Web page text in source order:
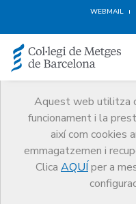
WEBMAIL
Aquest web utilitza
funcionament i la
així com cookies
emmagatzemen i
Clica AQUÍ per a
Notícies
Comunicació
Notícies
19a Jornada d’Estiu de la
dels metges”